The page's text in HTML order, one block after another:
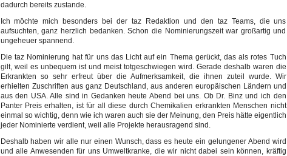
dadurch bereits zustande.
Ich möchte mich besonders bei der taz Redaktion und den taz Teams, die uns
aufsuchten, ganz herzlich bedanken. Schon die Nominierungszeit war großartig und
ungeheuer spannend.
Die taz Nominierung hat für uns das Licht auf ein Thema gerückt, das als rotes Tuch
gilt, weil es unbequem ist und meist totgeschwiegen wird. Gerade deshalb waren die
Erkrankten so sehr erfreut über die Aufmerksamkeit, die ihnen zuteil wurde. Wir
erhielten Zuschriften aus ganz Deutschland, aus anderen europäischen Ländern und
aus den USA. Alle sind in Gedanken heute Abend bei uns. Ob Dr. Binz und ich den
Panter Preis erhalten, ist für all diese durch Chemikalien erkrankten Menschen nicht
einmal so wichtig, denn wie ich waren auch sie der Meinung, den Preis hätte eigentlich
jeder Nominierte verdient, weil alle Projekte herausragend sind.
Deshalb haben wir alle nur einen Wunsch, dass es heute ein gelungener Abend wird
und alle Anwesenden für uns Umweltkranke, die wir nicht dabei sein können, kräftig